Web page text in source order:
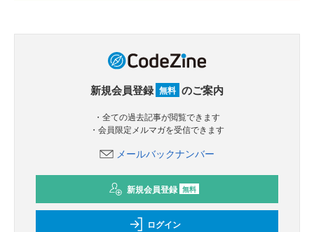
新規会員登録 無料 のご案内
・全ての過去記事が閲覧できます
・会員限定メルマガを受信できます
メールバックナンバー
新規会員登録 無料
ログイン